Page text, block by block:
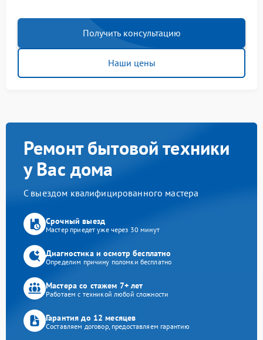
Получить консультацию
Наши цены
Ремонт бытовой техники
у Вас дома
С выездом квалифицированного мастера
Срочный выезд
Мастер приедет уже через 30 минут
Диагностика и осмотр бесплатно
Определим причину поломки бесплатно
Мастера со стажем 7+ лет
Работаем с техникой любой сложности
Гарантия до 12 месяцев
Составляем договор, предоставляем гарантию